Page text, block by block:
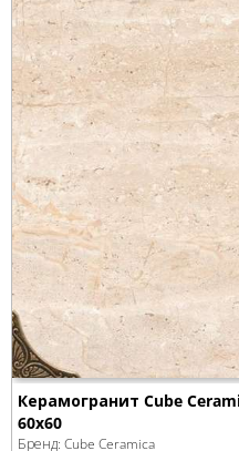
Керамогранит Cube
60x60
Бренд: Cube Ceramica